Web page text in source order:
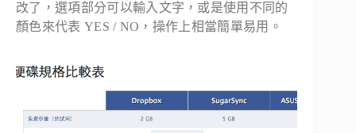
改了，選項部分可以輸入文字，或是使用不同的
顏色來代表 YES / NO，操作上相當簡單易用。